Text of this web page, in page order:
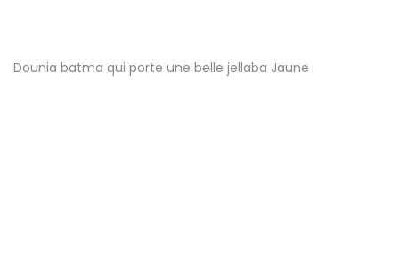
Dounia batma qui porte une belle jellaba Jaune